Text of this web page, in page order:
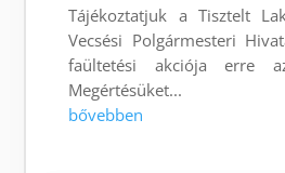
Tájékoztatjuk a Tisztelt
Vecsési Polgármesteri
faültetési akciója erre
Megértésüket...
bővebben